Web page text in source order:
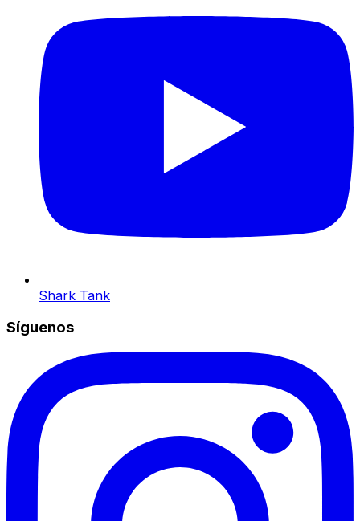
Shark Tank
Síguenos